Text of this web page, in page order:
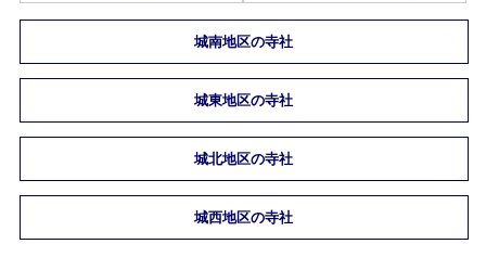
城南地区の寺社
城東地区の寺社
城北地区の寺社
城西地区の寺社